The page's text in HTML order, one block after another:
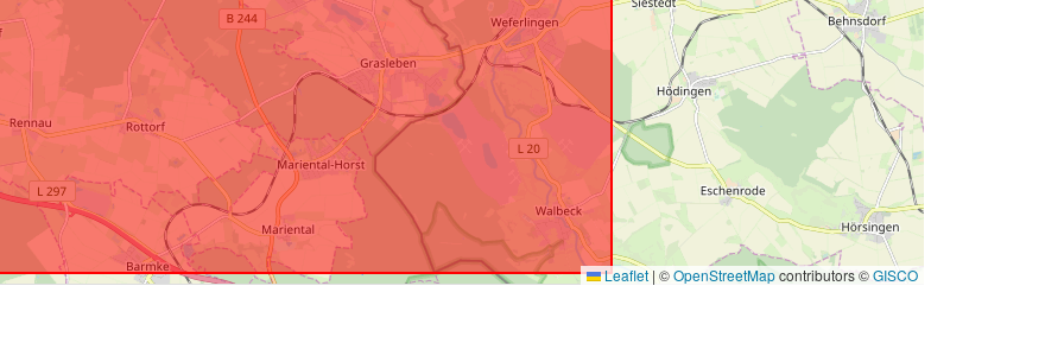
Leaflet | ©OpenStreetMapcontributors ©GISCO